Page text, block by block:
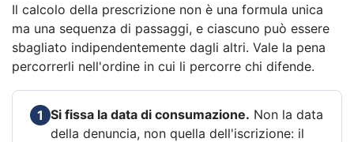
Il calcolo della prescrizione non è una formula unica
ma una sequenza di passaggi, e ciascuno può essere
sbagliato indipendentemente dagli altri. Vale la pena
percorrerli nell'ordine in cui li percorre chi difende.
1 Si fissa la data di consumazione. Non la data
della denuncia, non quella dell'iscrizione: il